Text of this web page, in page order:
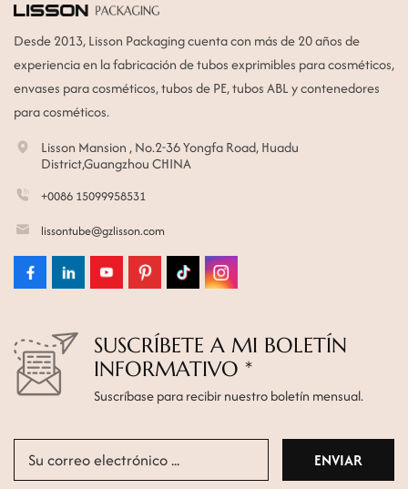
Desde 2013, Lisson Packaging cuenta con más de 20 años de
experiencia en la fabricación de tubos exprimibles para cosméticos,
envases para cosméticos, tubos de PE, tubos ABL y contenedores
para cosméticos.
Lisson Mansion , No.2-36 Yongfa Road, Huadu
District,Guangzhou CHINA
+0086 15099958531
lissontube@gzlisson.com
SUSCRÍBETE A MI BOLETÍN
INFORMATIVO *
Suscríbase para recibir nuestro boletín mensual.